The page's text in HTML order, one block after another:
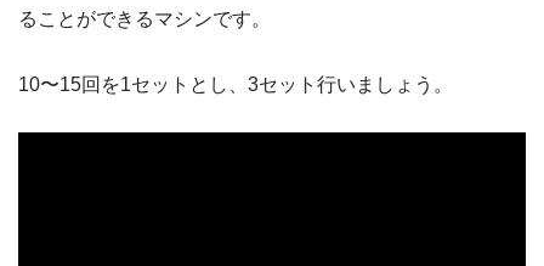
ることができるマシンです。
10〜15回を1セットとし、3セット行いましょう。